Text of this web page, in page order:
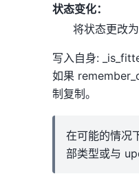
状态变化：
将状态更改为
写入自身:
如果
制复制。
在可能的情况
部类型或与